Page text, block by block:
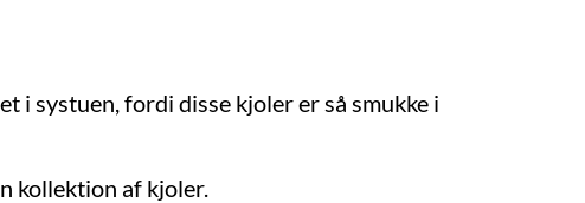
i systuen, fordi disse kjoler er så smukke i
kollektion af kjoler.